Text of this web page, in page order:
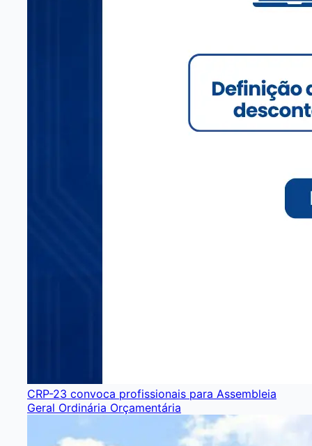
CRP-23 convoca profissionais para Assembleia
Geral Ordinária Orçamentária